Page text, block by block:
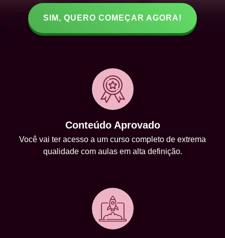
SIM, QUERO COMEÇAR AGORA!
Conteúdo Aprovado
Você vai ter acesso a um curso completo de extrema
qualidade com aulas em alta definição.